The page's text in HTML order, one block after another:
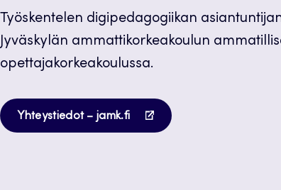
Työskentelen digipedagogiikan
Jyväskylän ammattikorkeakoulun
opettajakorkeakoulussa.
Yhteystiedot – jamk.fi
Avautuu
uuteen